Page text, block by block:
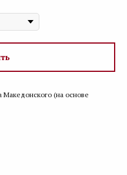
Македонского (на основе